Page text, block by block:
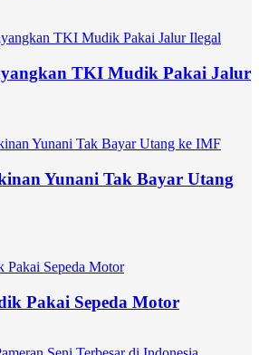
TKI Mudik Pakai Jalur
Yunani Tak Bayar Utang
Pakai Sepeda Motor